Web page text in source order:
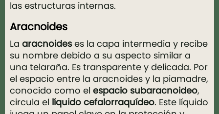
las estructuras internas.
Aracnoides
La aracnoideses la capa intermedia y recibe
su nombre debido a su aspecto similar a
una telaraña. Es transparente y delicada. Por
el espacio entre la aracnoides y la piamadre,
conocido como el espacio subaracnoideo,
circula el líquido cefalorraquídeo. Este líquido